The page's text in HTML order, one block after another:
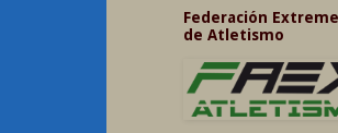
Federación
de Atletismo